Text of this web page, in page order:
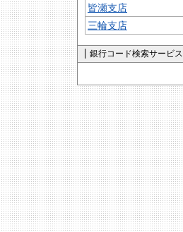
皆瀬支店
三輪支店
銀行コード検索サービス